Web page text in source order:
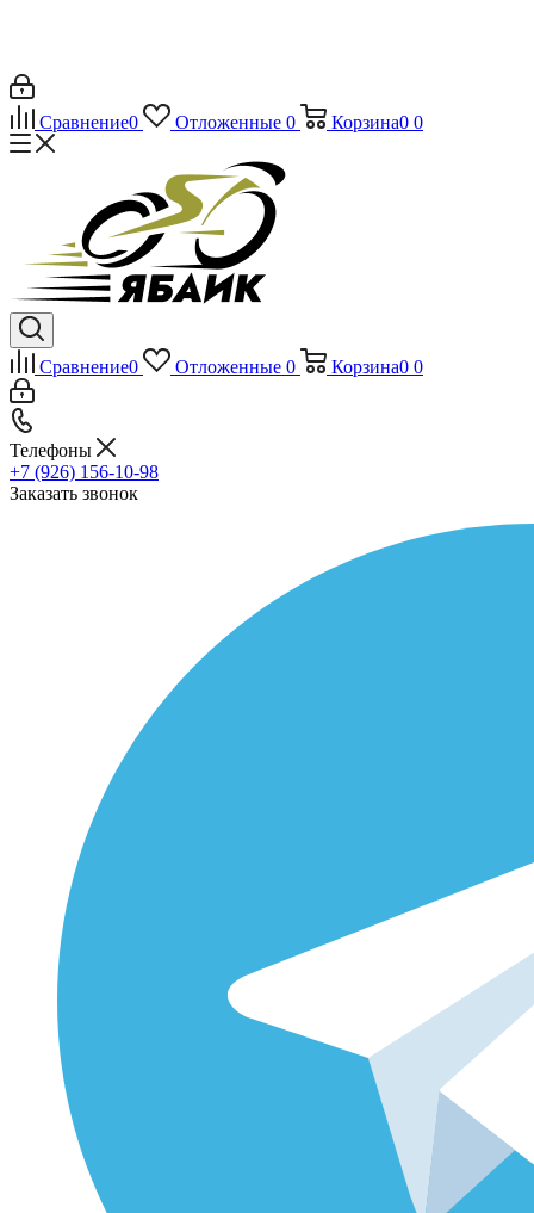
Сравнение0 Отложенные 0 Корзина0 0
Сравнение0 Отложенные 0 Корзина0 0
Телефоны
+7 (926) 156-10-98
Заказать звонок